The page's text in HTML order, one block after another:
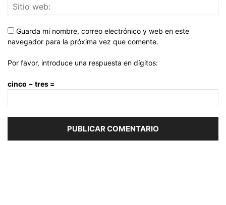
Guarda mi nombre, correo electrónico y web en este
navegador para la próxima vez que comente.
Por favor, introduce una respuesta en dígitos:
cinco − tres =